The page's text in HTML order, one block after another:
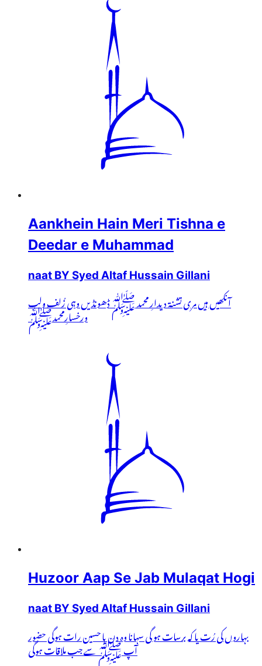
Aankhein Hain Meri Tishna e
Deedar e Muhammad
naat BY Syed Altaf Hussain Gillani
آنکھیں ہیں مری تشنۃ دیدارِ محمد ﷺ ڈھونڈیں وہی زُلف ولب
ورخسارِمحمدﷺ
Huzoor Aap Se Jab Mulaqat Hogi
naat BY Syed Altaf Hussain Gillani
بہاروں کی رُت یا کہ برسات ہو گی سہانا وہ دن یا حسین رات ہوگی حضور
آپ ﷺ سے جب ملاقات ہوگی